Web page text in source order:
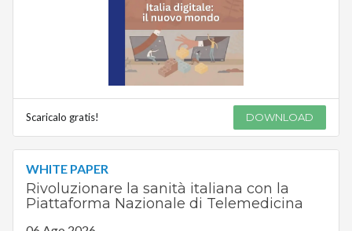
Scaricalo gratis! DOWNLOAD
WHITE PAPER
Rivoluzionare la sanità italiana con la
Piattaforma Nazionale di Telemedicina